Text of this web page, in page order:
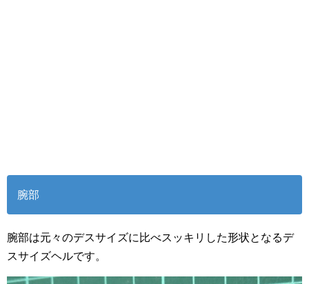
腕部
腕部は元々のデスサイズに比べスッキリした形状となるデ
スサイズヘルです。